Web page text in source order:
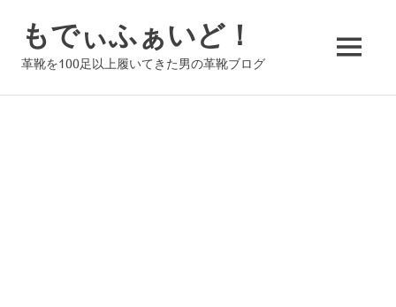
ツ
もでぃふぁいど！
革靴を100足以上履いてきた男の革靴ブログ MENU